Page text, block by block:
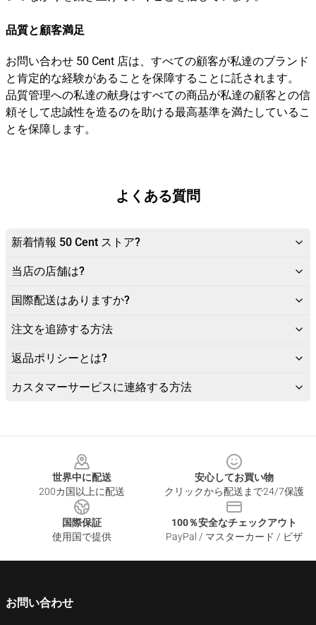
品質と顧客満足
お問い合わせ 50 Cent 店は、すべての顧客が私達のブランド
と肯定的な経験があることを保障することに託されます。
品質管理への私達の献身はすべての商品が私達の顧客との信
頼そして忠誠性を造るのを助ける最高基準を満たしているこ
とを保障します。
よくある質問
新着情報 50 Cent ストア?
当店の店舗は?
国際配送はありますか?
注文を追跡する方法
返品ポリシーとは?
カスタマーサービスに連絡する方法
世界中に配送
200カ国以上に配送
安心してお買い物
クリックから配送まで24/7保護
国際保証
使用国で提供
100％安全なチェックアウト
PayPal / マスターカード / ビザ
お問い合わせ